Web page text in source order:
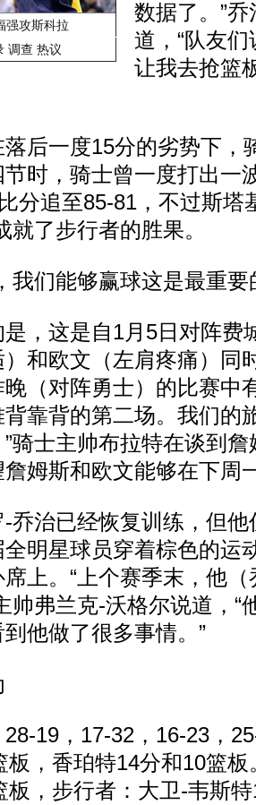
强攻斯科拉
调查 热议
数据了。”
道，“队友
让我去抢篮
一度15分的劣势下，
时，骑士曾一度打出一
分追至85-81，不过斯塔
了步行者的胜果。
们能够赢球这是最重要
这是自1月5日对阵费
和欧文（左肩疼痛）同
（对阵勇士）的比赛中
靠背的第二场。我们的
骑士主帅布拉特在谈到
姆斯和欧文能够在下周
治已经恢复训练，但他
明星球员穿着棕色的运
上。“上个赛季末，他
帅弗兰克-沃格尔说道，“
他做了很多事情。”
19，17-32，16-23，
板，香珀特14分和10篮
板，步行者：大卫-韦斯